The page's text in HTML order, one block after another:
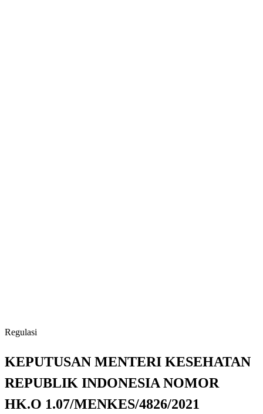
Regulasi
KEPUTUSAN MENTERI KESEHATAN
REPUBLIK INDONESIA NOMOR
HK.O 1.07/MENKES/4826/2021